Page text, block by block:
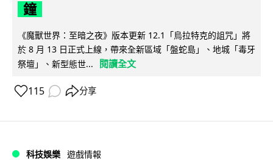
鐘
《魔獸世界：至暗之夜》版本更新 12.1「烏拉特克的詛咒」將
於 8 月 13 日正式上線，帶來全新區域「盤蛇島」、地城「毒牙
祭壇」、新型態世...
閱讀全文
115 分享
科技娛樂 遊戲情報